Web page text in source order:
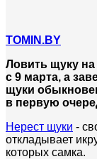
TOMIN.BY
Ловить щуку
с 9 марта, а
щуки
в первую
Нерест щуки -
откладывает
которых самка.